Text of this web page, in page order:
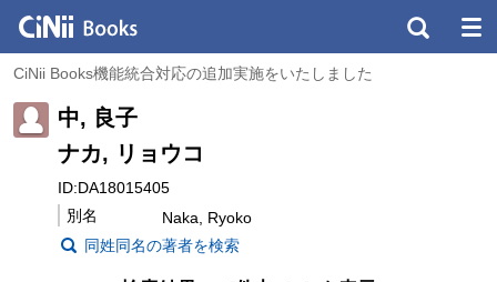
CiNii Books機能統合対応の追加実施をいたしました
中, 良子
ナカ, リョウコ
ID:DA18015405
別名
Naka, Ryoko
同姓同名の著者を検索